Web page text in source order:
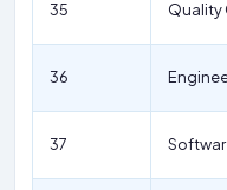
35 Quality
36
37